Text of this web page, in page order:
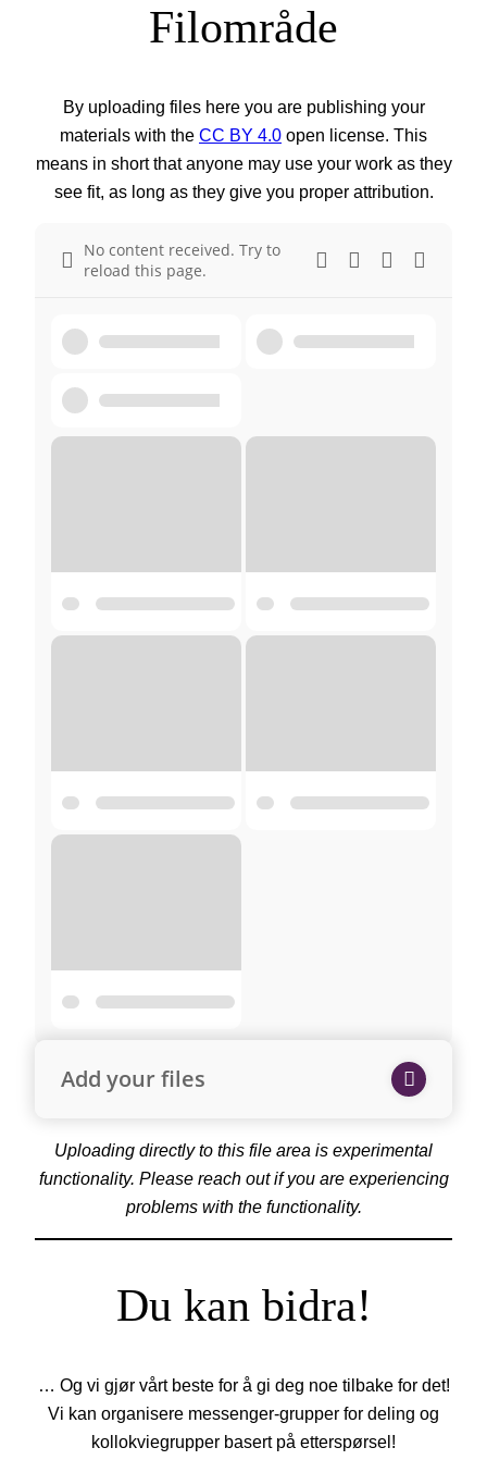
Filområde
By uploading files here you are publishing your
materials with the CC BY 4.0 open license. This
means in short that anyone may use your work as they
see fit, as long as they give you proper attribution.
No content received. Try to
reload this page.
Add your files
Uploading directly to this file area is experimental
functionality. Please reach out if you are experiencing
problems with the functionality.
Du kan bidra!
… Og vi gjør vårt beste for å gi deg noe tilbake for det!
Vi kan organisere messenger-grupper for deling og
kollokviegrupper basert på etterspørsel!